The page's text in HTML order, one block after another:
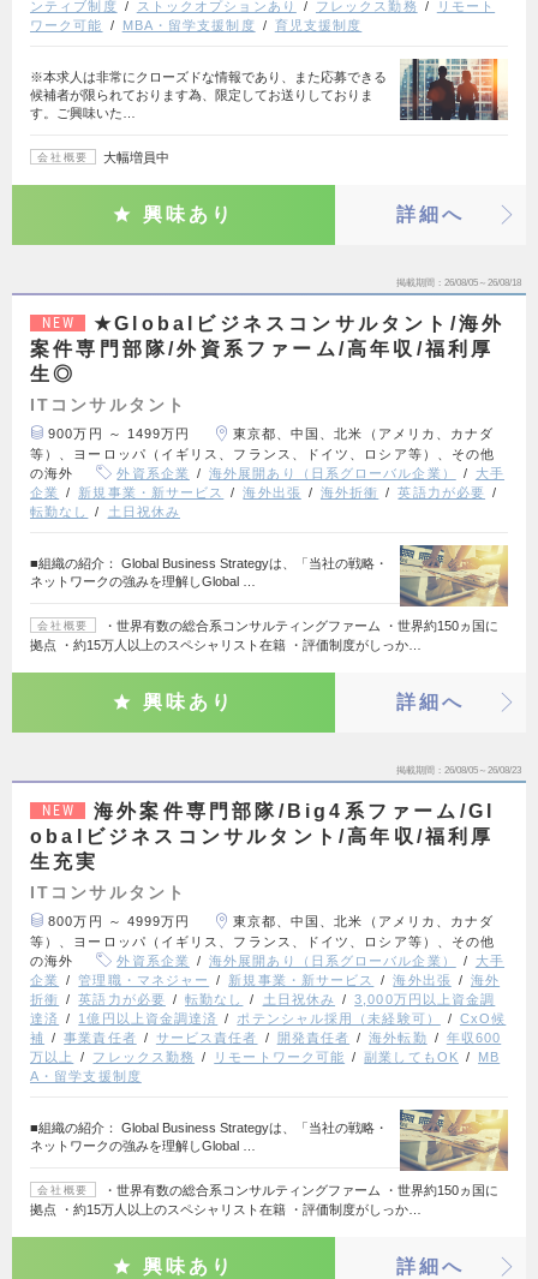
ンティブ制度 ストックオプションあり フレックス勤務
リモート
ワーク可能
MBA・留学支援制度 育児支援制度
※本求人は非常にクローズドな情報であり、また応募できる
候補者が限られております為、限定してお送りしておりま
す。ご興味いた…
会社概要 大幅増員中
興味あり 詳細へ
掲載期間 26/08/05～26/08/18
NEW
★Globalビジネスコンサルタント/海外
案件専門部隊/外資系ファーム/高年収/福利厚
生◎
ITコンサルタント
900万円 ～ 1499万円
東京都、中国、北米（アメリカ、カナダ
等）、ヨーロッパ（イギリス、フランス、ドイツ、ロシア等）、その他
の海外
外資系企業 海外展開あり（日系グローバル企業）
大手
企業
新規事業・新サービス 海外出張 海外折衝
英語力が必要
転勤なし
土日祝休み
■組織の紹介： Global Business Strategyは、「当社の戦略・
ネットワークの強みを理解しGlobal …
会社概要
・世界有数の総合系コンサルティングファーム ・世界約150ヵ国に
拠点 ・約15万人以上のスペシャリスト在籍 ・評価制度がしっか…
興味あり 詳細へ
掲載期間 26/08/05～26/08/23
NEW
海外案件専門部隊/Big4系ファーム/Gl
obalビジネスコンサルタント/高年収/福利厚
生充実
ITコンサルタント
800万円 ～ 4999万円
東京都、中国、北米（アメリカ、カナダ
等）、ヨーロッパ（イギリス、フランス、ドイツ、ロシア等）、その他
の海外
外資系企業 海外展開あり（日系グローバル企業）
大手
企業
管理職・マネジャー 新規事業・新サービス 海外出張
海外
折衝
英語力が必要 転勤なし 土日祝休み
3,000万円以上資金調
達済
1億円以上資金調達済 ポテンシャル採用（未経験可）
CxO候
補
事業責任者 サービス責任者 開発責任者 海外転勤
年収600
万以上
フレックス勤務 リモートワーク可能 副業してもOK
MB
A・留学支援制度
■組織の紹介： Global Business Strategyは、「当社の戦略・
ネットワークの強みを理解しGlobal …
会社概要
・世界有数の総合系コンサルティングファーム ・世界約150ヵ国に
拠点 ・約15万人以上のスペシャリスト在籍 ・評価制度がしっか…
興味あり 詳細へ